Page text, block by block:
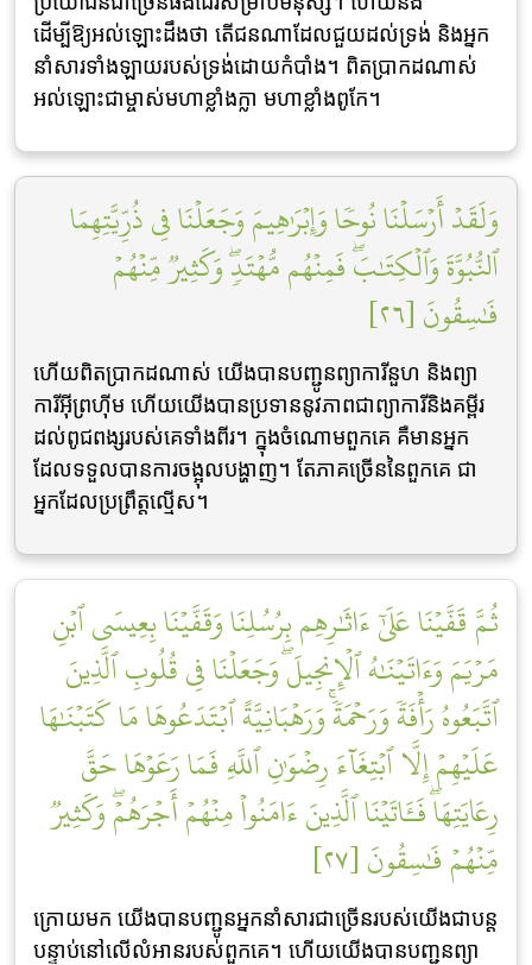
ដើម្បីឱ្យអល់ឡោះដឹងថា តើជនណាដែលជួយដល់ទ្រង់ និងអ្នក
នាំសារទាំងឡាយរបស់ទ្រង់ដោយកំបាំង។ ពិតប្រាកដណាស់
អល់ឡោះជាម្ចាស់មហាខ្លាំងក្លា មហាខ្លាំងពូកែ។
وَلَقَدۡ أَرۡسَلۡنَا نُوحٗا وَإِبۡرَٰهِيمَ وَجَعَلۡنَا فِي ذُرِّيَّتِهِمَا
ٱلنُّبُوَّةَ وَٱلۡكِتَٰبَۖ فَمِنۡهُم مُّهۡتَدٖۖ وَكَثِيرٞ مِّنۡهُمۡ
فَٰسِقُونَ [٢٦]
ហើយពិតប្រាកដណាស់ យើងបានបញ្ជូនព្យាការីនួហ និងព្យា
ការីអ៊ីព្រហ៊ីម ហើយយើងបានប្រទាននូវភាពជាព្យាការីនិងគម្ពីរ
ដល់ពូជពង្សរបស់គេទាំងពីរ។ ក្នុងចំណោមពួកគេ គឺមានអ្នក
ដែលទទួលបានការចង្អុលបង្ហាញ។ តែភាគច្រើននៃពួកគេ ជា
អ្នកដែលប្រព្រឹត្តល្មើស។
ثُمَّ قَفَّيۡنَا عَلَىٰٓ ءَاثَٰرِهِم بِرُسُلِنَا وَقَفَّيۡنَا بِعِيسَى ٱبۡنِ
مَرۡيَمَ وَءَاتَيۡنَٰهُ ٱلۡإِنجِيلَۖ وَجَعَلۡنَا فِي قُلُوبِ ٱلَّذِينَ
ٱتَّبَعُوهُ رَأۡفَةٗ وَرَحۡمَةٗۚ وَرَهۡبَانِيَّةً ٱبۡتَدَعُوهَا مَا كَتَبۡنَٰهَا
عَلَيۡهِمۡ إِلَّا ٱبۡتِغَآءَ رِضۡوَٰنِ ٱللَّهِ فَمَا رَعَوۡهَا حَقَّ
رِعَايَتِهَاۖ فَـَٔاتَيۡنَا ٱلَّذِينَ ءَامَنُواْ مِنۡهُمۡ أَجۡرَهُمۡۖ وَكَثِيرٞ
مِّنۡهُمۡ فَٰسِقُونَ [٢٧]
ក្រោយមក យើងបានបញ្ជូនអ្នកនាំសារជាច្រើនរបស់យើងជាបន្ត
បន្ទាប់នៅលើលំអានរបស់ពួកគេ។ ហើយយើងបានបញ្ជូនព្យា